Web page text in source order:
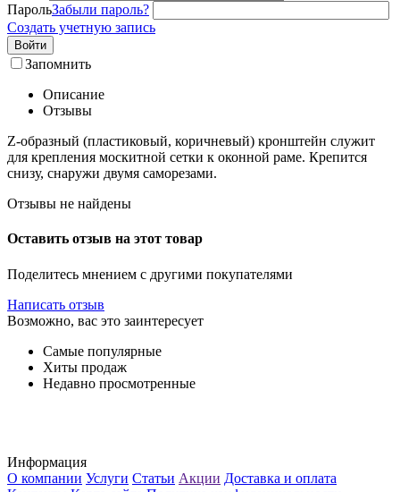
ПарольЗабыли пароль?
Создать учетную запись
Войти
Запомнить
Описание
Отзывы
Z-образный (пластиковый, коричневый) кронштейн служит
для крепления москитной сетки к оконной раме. Крепится
снизу, снаружи двумя саморезами.
Отзывы не найдены
Оставить отзыв на этот товар
Поделитесь мнением с другими покупателями
Написать отзыв
Возможно, вас это заинтересует
Самые популярные
Хиты продаж
Недавно просмотренные
Информация
О компании Услуги Статьи Акции Доставка и оплата